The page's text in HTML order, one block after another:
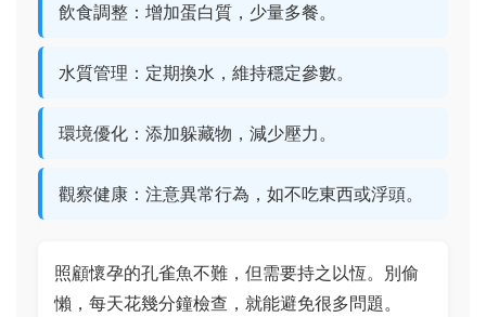
飲食調整：增加蛋白質，少量多餐。
水質管理：定期換水，維持穩定參數。
環境優化：添加躲藏物，減少壓力。
觀察健康：注意異常行為，如不吃東西或浮頭。
照顧懷孕的孔雀魚不難，但需要持之以恆。別偷
懶，每天花幾分鐘檢查，就能避免很多問題。